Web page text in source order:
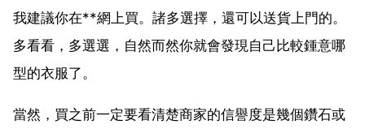
我建議你在**網上買。諸多選擇，還可以送貨上門的。
多看看，多選選，自然而然你就會發現自己比較鍾意哪
型的衣服了。
當然，買之前一定要看清楚商家的信譽度是幾個鑽石或